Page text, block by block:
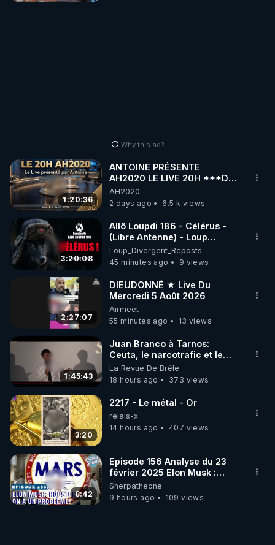
Why this ad?
1:20:36
ANTOINE PRÉSENTE
AH2020 LE LIVE 20H ***DU
04/08/2026*** 📷LE
GRAND RÉVEIL EST EN
MARCHE 📷
AH2020
2 days ago
6.5 k views
3:20:08
Allô Loupdi 186 - Célérus -
(Libre Antenne) - Loup
Divergent 2026.08.06
Loup_Divergent_Reposts
45 minutes ago
9 views
2:27:07
DIEUDONNÉ ★ Live Du
Mercredi 5 Août 2026
Airmeet
55 minutes ago
13 views
1:45:43
Juan Branco à Tarnos:
Ceuta, le narcotrafic et le
pouvoir en France
La Revue De Brêle
18 hours ago
373 views
3:20
2217 - Le métal - Or
relais-x
14 hours ago
407 views
8:42
Episode 156 Analyse du 23
février 2025 Elon Musk :
Houston , on a un problème !
Sherpatheone
9 hours ago
109 views